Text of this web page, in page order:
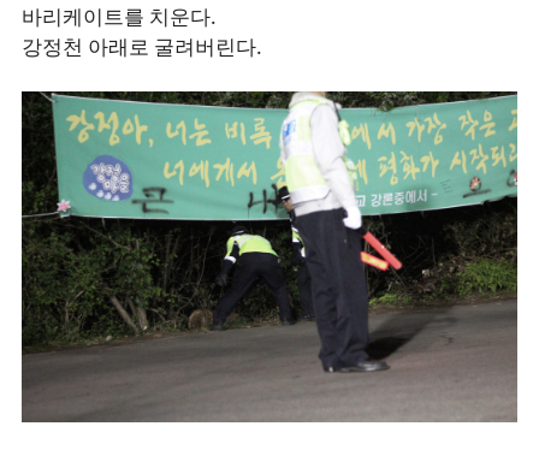
바리케이트를 치운다.
강정천 아래로 굴려버린다.